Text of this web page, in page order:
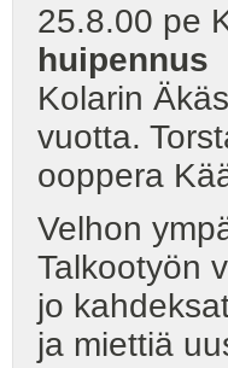
25.8.00 pe
huipennus
Kolarin
vuotta.
ooppera
Velhon
Talkootyön
jo
ja miettiä